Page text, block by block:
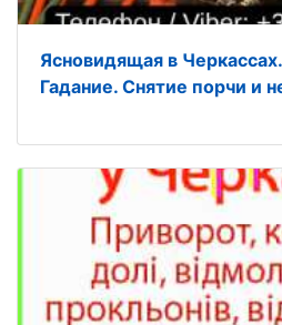
Ясновидящая в
Гадание. Снятие порчи и